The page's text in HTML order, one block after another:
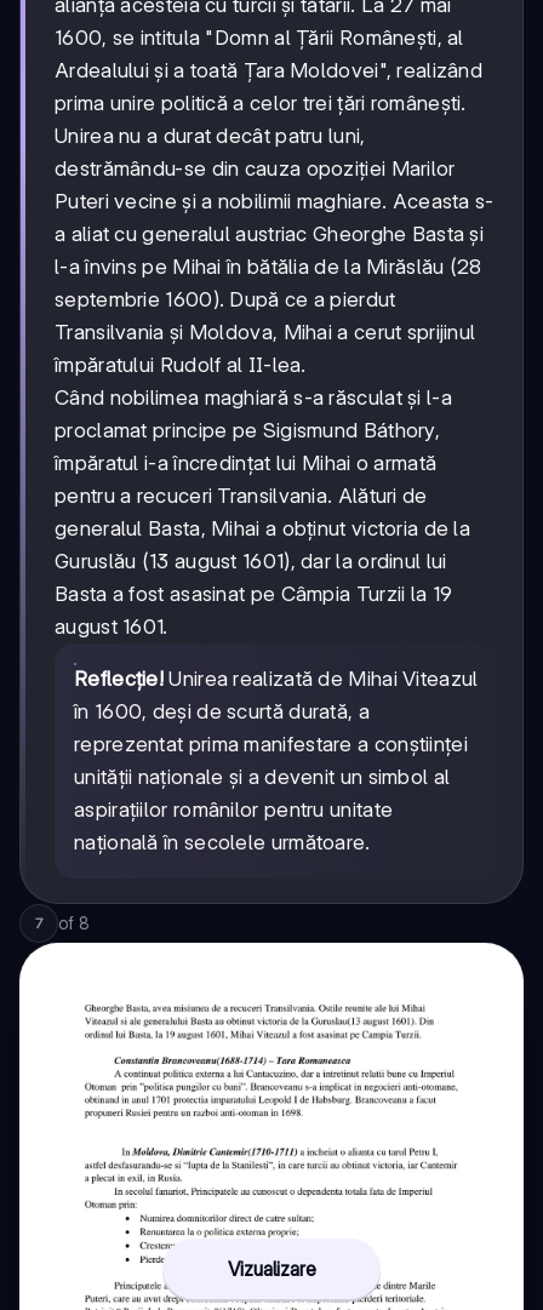
1600, se intitula "Domn al Țării Românești, al
Ardealului și a toată Țara Moldovei", realizând
prima unire politică a celor trei țări românești.
Unirea nu a durat decât patru luni,
destrămându-se din cauza opoziției Marilor
Puteri vecine și a nobilimii maghiare. Aceasta s-
a aliat cu generalul austriac Gheorghe Basta și
l-a învins pe Mihai în bătălia de la Mirăslău (28
septembrie 1600). După ce a pierdut
Transilvania și Moldova, Mihai a cerut sprijinul
împăratului Rudolf al II-lea.
Când nobilimea maghiară s-a răsculat și l-a
proclamat principe pe Sigismund Báthory,
împăratul i-a încredințat lui Mihai o armată
pentru a recuceri Transilvania. Alături de
generalul Basta, Mihai a obținut victoria de la
Guruslău (13 august 1601), dar la ordinul lui
Basta a fost asasinat pe Câmpia Turzii la 19
august 1601.
Reflecție! Unirea realizată de Mihai Viteazul
în 1600, deși de scurtă durată, a
reprezentat prima manifestare a conștiinței
unității naționale și a devenit un simbol al
aspirațiilor românilor pentru unitate
națională în secolele următoare.
7 of 8
Vizualizare